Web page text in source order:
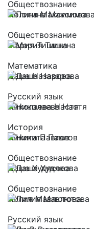
Обществознание
Полина Максимова
Обществознание
Мария Тишина
Математика
Даша Назарова
Русский язык
Николаева Настя
История
Никита Павлов
Обществознание
Даша Худякова
Обществознание
Лилия Мавлютова
Русский язык